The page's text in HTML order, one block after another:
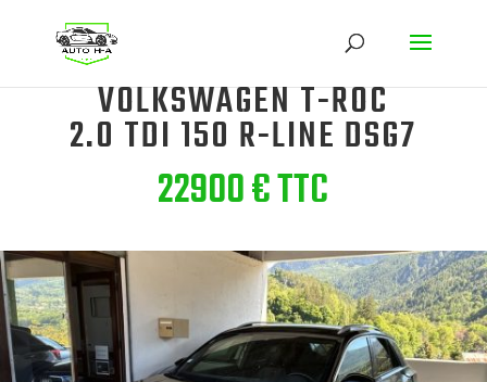
VOLKSWAGEN T-ROC
2.0 TDI 150 R-LINE DSG7
22900 € TTC